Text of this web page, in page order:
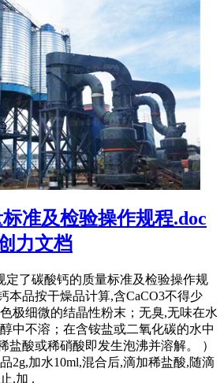
准及检验操作规程.doc
力文档
定了碳酸钙的质量标准及检验操作规
本品按干燥品计算,含CaCO3不得少
极细微的结晶性粉末；无臭,无味在水
中不溶；在含铵盐或二氧化碳的水中
盐酸或稀硝酸即发生泡沸并溶解。 ）
2g,加水10ml,混合后,滴加稀盐酸,随滴
,加 .